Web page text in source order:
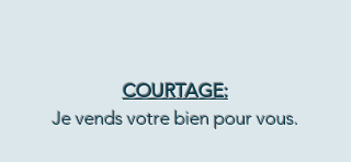
COURTAGE:
Je vends votre bien pour vous.